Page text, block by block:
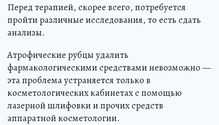
Перед терапией, скорее всего, потребуется
пройти различные исследования, то есть сдать
анализы.
Атрофические рубцы удалить
фармакологическими средствами невозможно —
эта проблема устраняется только в
косметологических кабинетах с помощью
лазерной шлифовки и прочих средств
аппаратной косметологии.